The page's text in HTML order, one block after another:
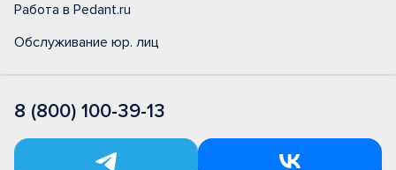
Работа в Pedant.ru
Обслуживание юр. лиц
8 (800) 100-39-13